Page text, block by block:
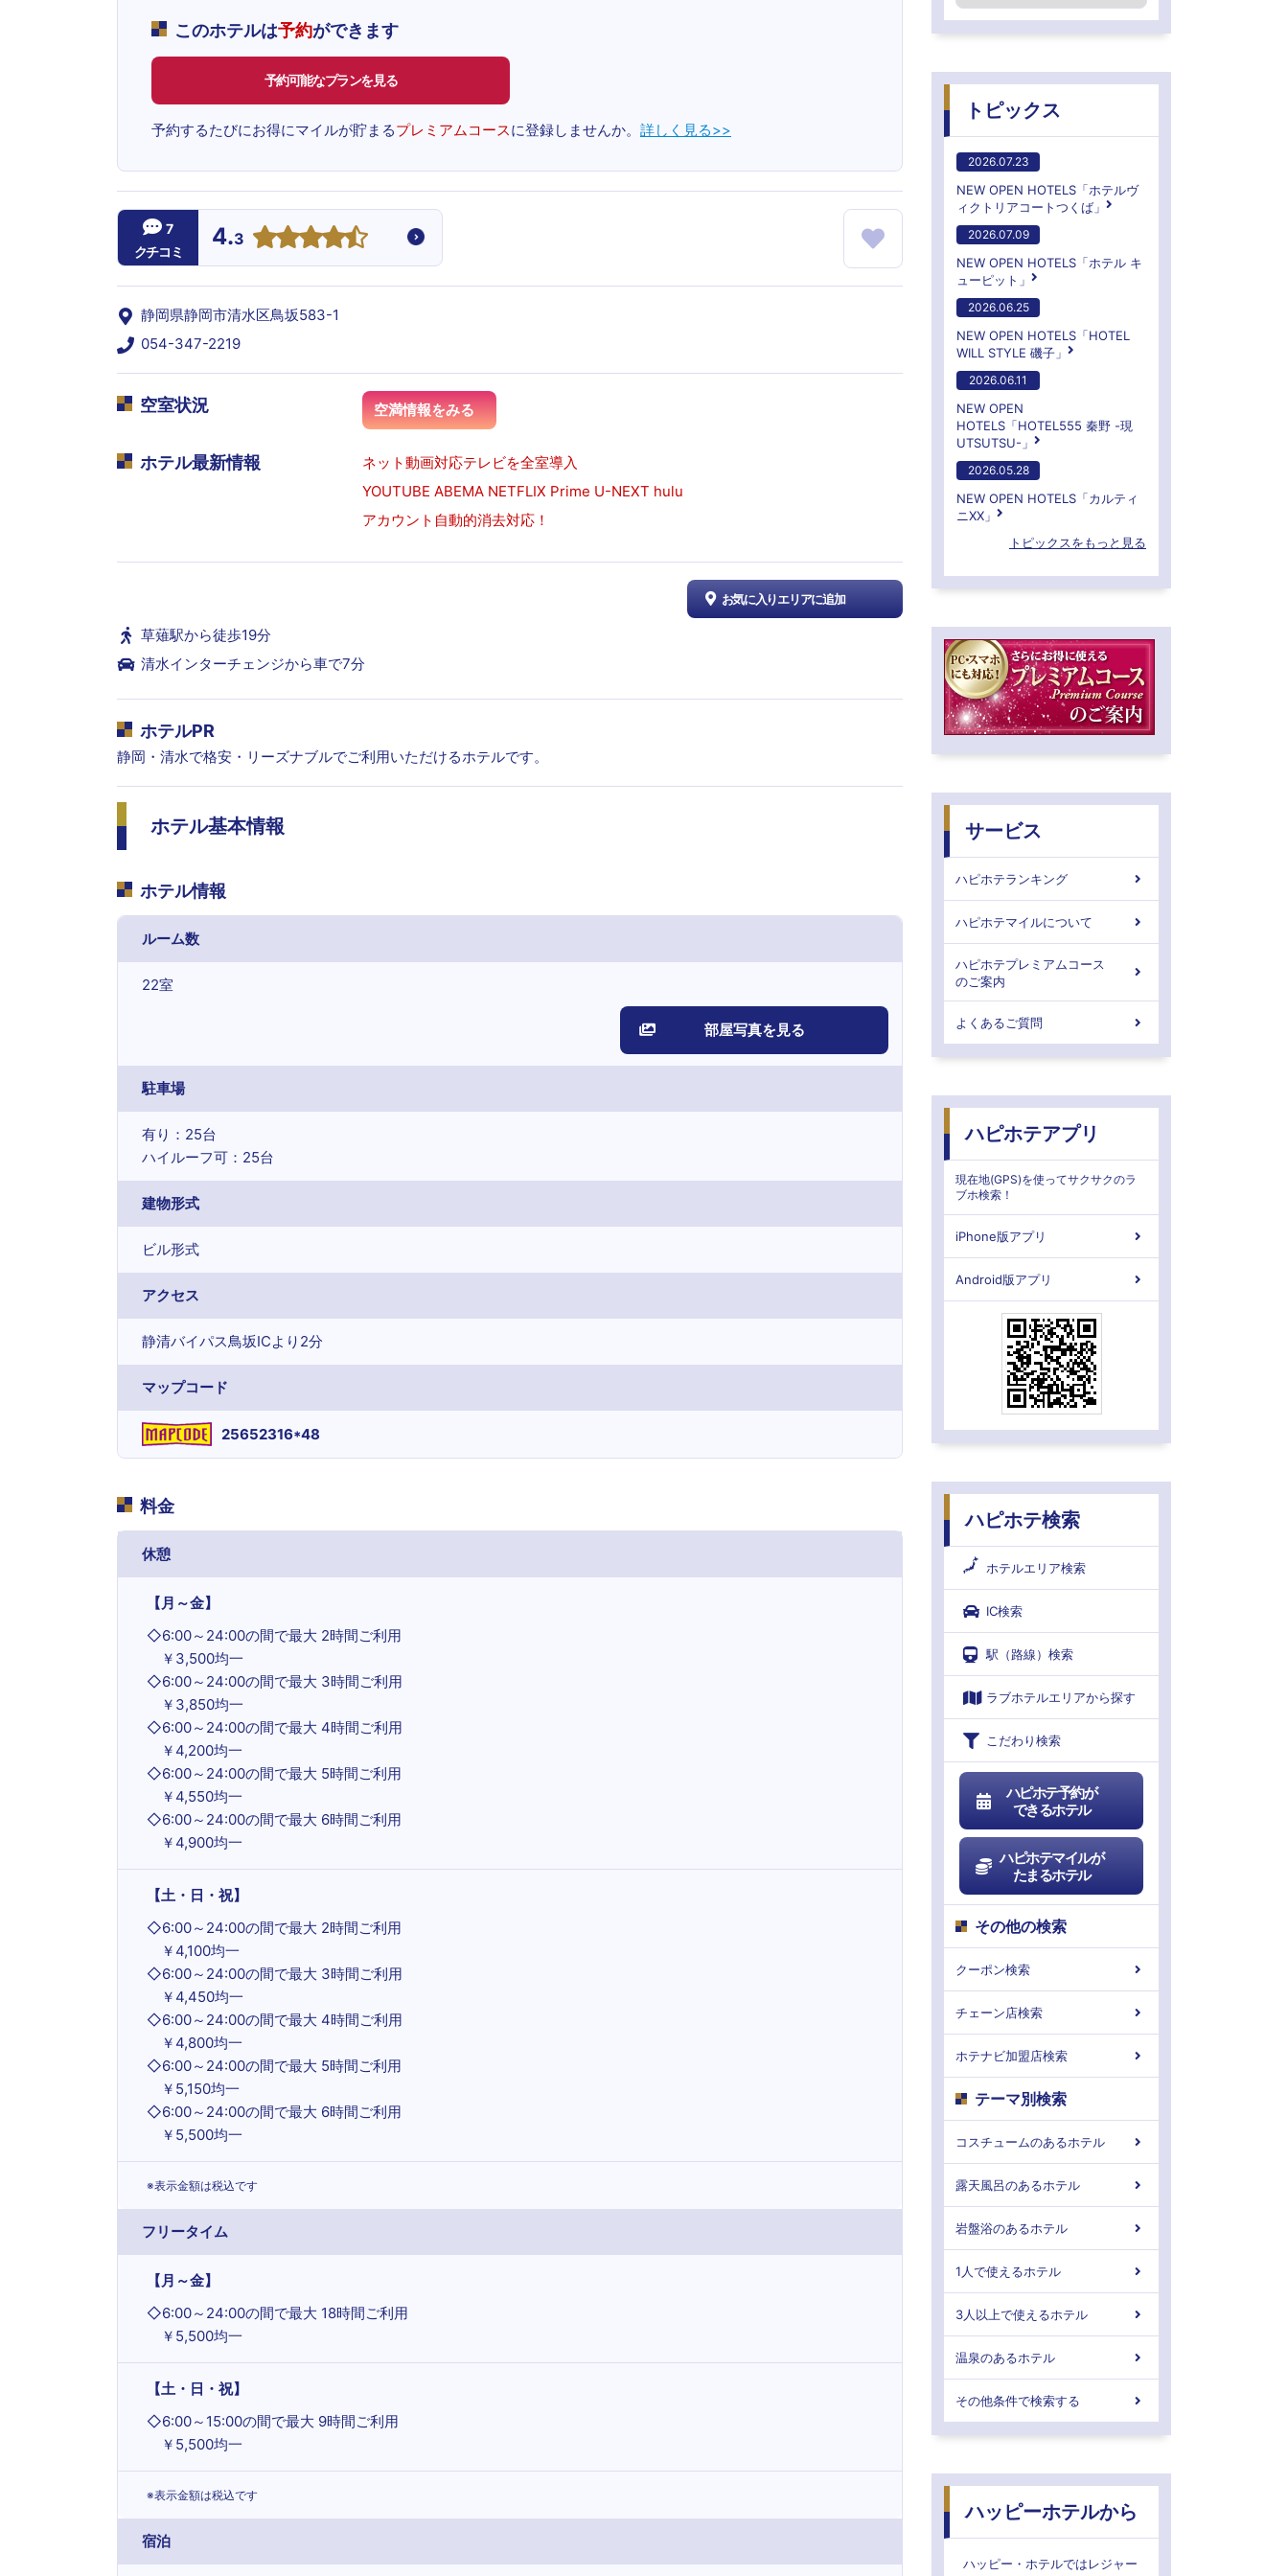
このホテルは予約ができます
予約可能なプランを見る
予約するたびにお得にマイルが貯まるプレミアムコースに登録しませんか。 詳しく見る>>
7
クチコミ
4.3
静岡県静岡市清水区鳥坂583-1
054-347-2219
空室状況 空満情報をみる
ホテル最新情報
ネット動画対応テレビを全室導入
YOUTUBE ABEMA NETFLIX Prime U-NEXT hulu
アカウント自動的消去対応！
お気に入りエリアに追加
草薙駅から徒歩19分
清水インターチェンジから車で7分
ホテルPR
静岡・清水で格安・リーズナブルでご利用いただけるホテルです。
ホテル基本情報
ホテル情報
ルーム数
22室
部屋写真を見る
駐車場
有り：25台
ハイルーフ可：25台
建物形式
ビル形式
アクセス
静清バイパス鳥坂ICより2分
マップコード
25652316*48
料金
休憩
【月～金】
◇6:00～24:00の間で最大 2時間ご利用
￥3,500均一
◇6:00～24:00の間で最大 3時間ご利用
￥3,850均一
◇6:00～24:00の間で最大 4時間ご利用
￥4,200均一
◇6:00～24:00の間で最大 5時間ご利用
￥4,550均一
◇6:00～24:00の間で最大 6時間ご利用
￥4,900均一
【土・日・祝】
◇6:00～24:00の間で最大 2時間ご利用
￥4,100均一
◇6:00～24:00の間で最大 3時間ご利用
￥4,450均一
◇6:00～24:00の間で最大 4時間ご利用
￥4,800均一
◇6:00～24:00の間で最大 5時間ご利用
￥5,150均一
◇6:00～24:00の間で最大 6時間ご利用
￥5,500均一
※表示金額は税込です
フリータイム
【月～金】
◇6:00～24:00の間で最大 18時間ご利用
￥5,500均一
【土・日・祝】
◇6:00～15:00の間で最大 9時間ご利用
￥5,500均一
※表示金額は税込です
宿泊
トピックス
2026.07.23
NEW OPEN HOTELS「ホテルヴ
ィクトリアコートつくば」
2026.07.09
NEW OPEN HOTELS「ホテル キ
ューピット」
2026.06.25
NEW OPEN HOTELS「HOTEL
WILL STYLE 磯子」
2026.06.11
NEW OPEN
HOTELS「HOTEL555 秦野 -現
UTSUTSU-」
2026.05.28
NEW OPEN HOTELS「カルティ
ニXX」
トピックスをもっと見る
サービス
ハピホテランキング
ハピホテマイルについて
ハピホテプレミアムコース
のご案内
よくあるご質問
ハピホテアプリ
現在地(GPS)を使ってサクサクのラ
ブホ検索！
iPhone版アプリ
Android版アプリ
ハピホテ検索
ホテルエリア検索
IC検索
駅（路線）検索
ラブホテルエリアから探す
こだわり検索
ハピホテ予約が
できるホテル
ハピホテマイルが
たまるホテル
その他の検索
クーポン検索
チェーン店検索
ホテナビ加盟店検索
テーマ別検索
コスチュームのあるホテル
露天風呂のあるホテル
岩盤浴のあるホテル
1人で使えるホテル
3人以上で使えるホテル
温泉のあるホテル
その他条件で検索する
ハッピーホテルから
ハッピー・ホテルではレジャー